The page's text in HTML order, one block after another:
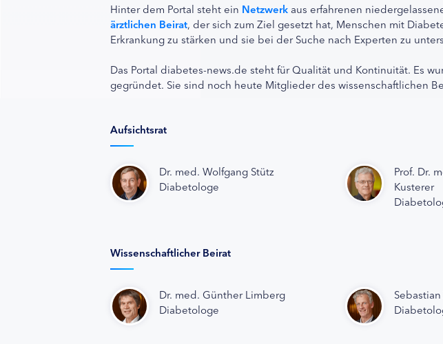
Hinter dem Portal steht ein Netzwerk aus erfahrenen
ärztlichen Beirat, der sich zum Ziel gesetzt hat, Menschen mit
Erkrankung zu stärken und sie bei der Suche nach Experten zu
Das Portal diabetes-news.de steht für Qualität und Kontinuität. Es
gegründet. Sie sind noch heute Mitglieder des wissenschaftlichen
Aufsichtsrat
Dr. med. Wolfgang Stütz
Diabetologe
Prof. Dr.
Kusterer
Wissenschaftlicher Beirat
Dr. med. Günther Limberg
Diabetologe